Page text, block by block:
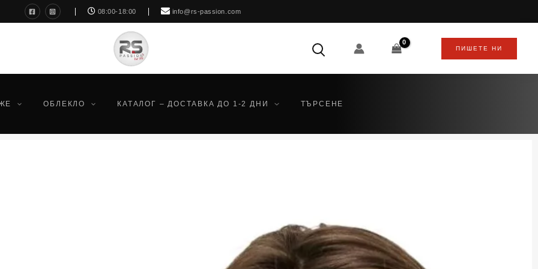
08:00-18:00 info@rs-passion.com
ПИШЕТЕ НИ
ОБЛЕКЛО КАТАЛОГ – ДОСТАВКА ДО 1-2 ДНИ ТЪРСЕНЕ